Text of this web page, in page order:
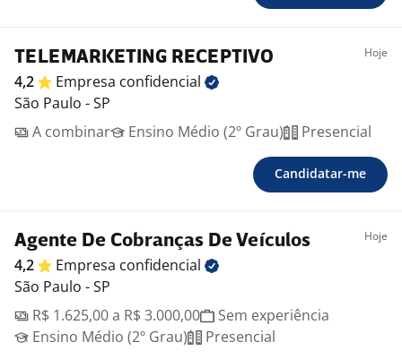
TELEMARKETING RECEPTIVO Hoje
4,2 Empresa confidencial
São Paulo - SP
A combinar
Ensino Médio (2º Grau) Presencial
Candidatar-me
Agente De Cobranças De Veículos Hoje
4,2 Empresa confidencial
São Paulo - SP
R$ 1.625,00 a R$ 3.000,00
Sem experiência
Ensino Médio (2º Grau)
Presencial